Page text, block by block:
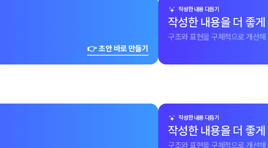
👉 초안 바로 만들기
작성한 내용 다듬기
작성한 내용을 더 좋
구조와 표현을 구체적으로 개선해
작성한 내용 다듬기
작성한 내용을 더 좋
구조와 표현을 구체적으로 개선해